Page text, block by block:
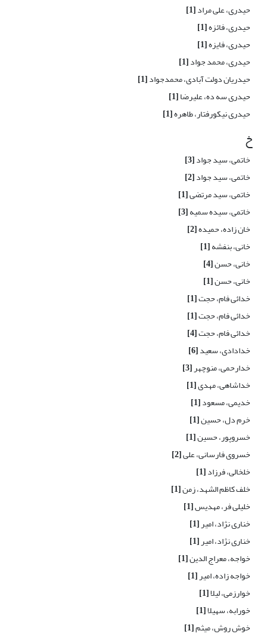
حیدری، علی مراد[1]
حیدری، فائزه[1]
حیدری، فایزه[1]
حیدری، محمد جواد[1]
حیدریان دولت آبادی، محمدجواد[1]
حیدری سه ده، علیرضا[1]
حیدری نیکورفتار، طاهره[1]
خ
خاتمی، سید جواد[3]
خاتمی، سید جواد[2]
خاتمی، سید مرتضی[1]
خاتمی، سیده سمیه[3]
خان زاده، حمیده[2]
خانی، بنفشه[1]
خانی، حسن[4]
خانی، حسن[1]
خدائی فام، حجت[1]
خدائی فام، حجت[1]
خدائی فام، حجت[4]
خدادادی، سعید[6]
خدارحمی، منوچهر[3]
خداشاهی، مهدی[1]
خدیمی، مسعود[1]
خرم دل، حسین[1]
خسروپور، حسین[1]
خسروی فارسانی، علی[2]
خلخالی، فرزاد[1]
خلف کاظم الشهد، زمن[1]
خلیلی فر، مهدیس[1]
خناری نژاد، امیر[1]
خناری نژاد، امیر[1]
خواجه، معراج الدین[1]
خواجه زاده، امیر[1]
خوارزمی، لیلا[1]
خورابه، سهیلا[1]
خوش روش، میثم[1]